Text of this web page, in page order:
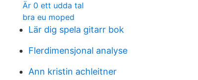
Är 0 ett udda tal
bra eu moped
Lär dig spela gitarr bok
Flerdimensjonal analyse
Ann kristin achleitner